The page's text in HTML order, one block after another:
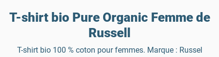
T-shirt bio Pure Organic Femme de
Russell
T-shirt bio 100 % coton pour femmes. Marque : Russel